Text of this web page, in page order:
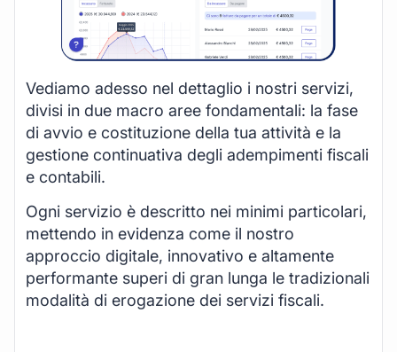
Vediamo adesso nel dettaglio i nostri servizi,
divisi in due macro aree fondamentali: la fase
di avvio e costituzione della tua attività e la
gestione continuativa degli adempimenti fiscali
e contabili.
Ogni servizio è descritto nei minimi particolari,
mettendo in evidenza come il nostro
approccio digitale, innovativo e altamente
performante superi di gran lunga le tradizionali
modalità di erogazione dei servizi fiscali.